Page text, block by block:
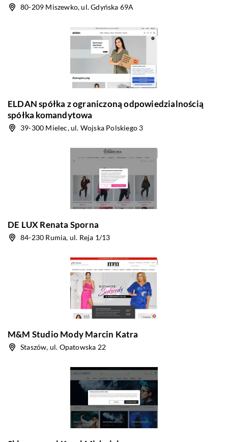
80-209 Miszewko, ul. Gdyńska 69A
ELDAN spółka z ograniczoną odpowiedzialnością
spółka komandytowa
39-300 Mielec, ul. Wojska Polskiego 3
DE LUX Renata Sporna
84-230 Rumia, ul. Reja 1/13
M&M Studio Mody Marcin Katra
Staszów, ul. Opatowska 22